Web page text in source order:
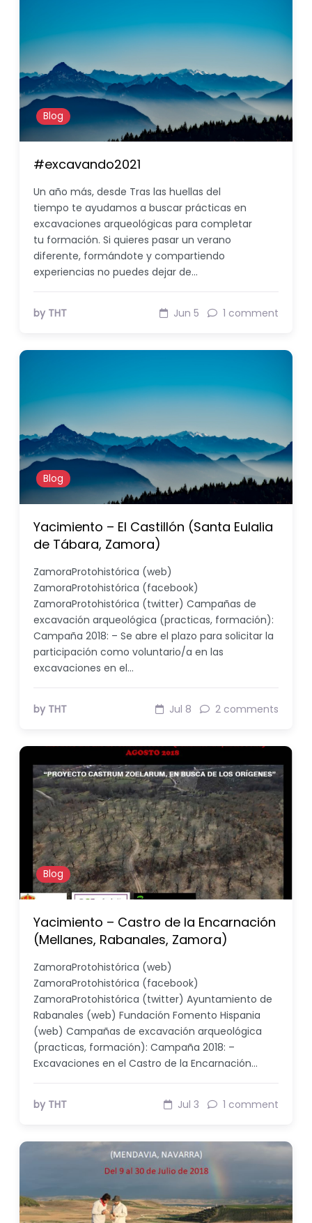
Blog
#excavando2021
Un año más, desde Tras las huellas del
tiempo te ayudamos a buscar prácticas en
excavaciones arqueológicas para completar
tu formación. Si quieres pasar un verano
diferente, formándote y compartiendo
experiencias no puedes dejar de…
by THT Jun 5 1 comment
Blog
Yacimiento – El Castillón (Santa Eulalia
de Tábara, Zamora)
ZamoraProtohistórica (web)
ZamoraProtohistórica (facebook)
ZamoraProtohistórica (twitter) Campañas de
excavación arqueológica (practicas, formación):
Campaña 2018: – Se abre el plazo para solicitar la
participación como voluntario/a en las
excavaciones en el…
by THT Jul 8 2 comments
Blog
Yacimiento – Castro de la Encarnación
(Mellanes, Rabanales, Zamora)
ZamoraProtohistórica (web)
ZamoraProtohistórica (facebook)
ZamoraProtohistórica (twitter) Ayuntamiento de
Rabanales (web) Fundación Fomento Hispania
(web) Campañas de excavación arqueológica
(practicas, formación): Campaña 2018: –
Excavaciones en el Castro de la Encarnación…
by THT Jul 3 1 comment